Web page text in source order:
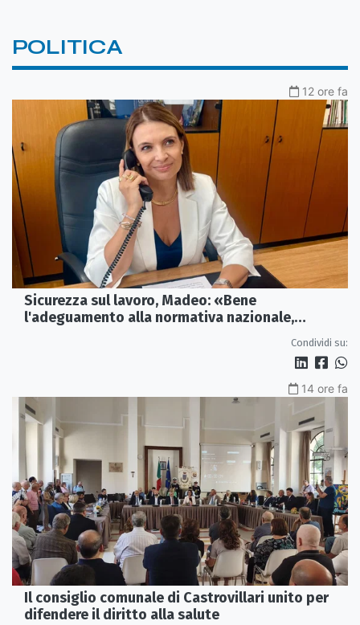
POLITICA
12 ore fa
Sicurezza sul lavoro, Madeo: «Bene
l'adeguamento alla normativa nazionale,
Condividi su:
14 ore fa
Il consiglio comunale di Castrovillari unito per
difendere il diritto alla salute